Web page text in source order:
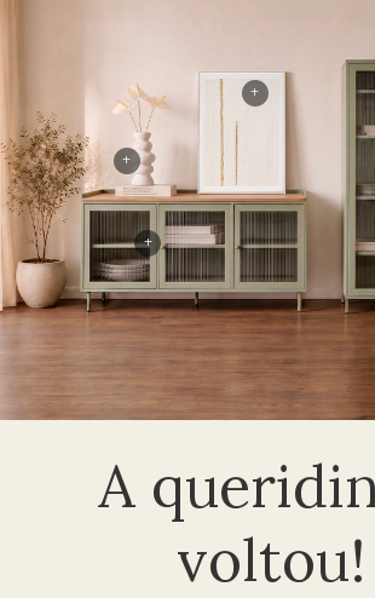
A
voltou!
+
+
+